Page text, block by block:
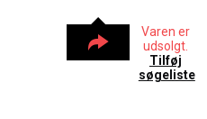
Varen er
udsolgt.
Tilføj
søgeliste